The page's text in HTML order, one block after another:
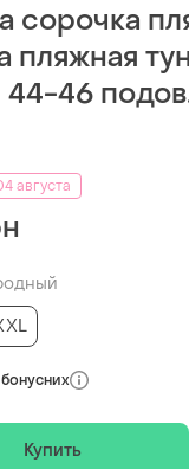
сорочка
пляжная
46
августа
Купить